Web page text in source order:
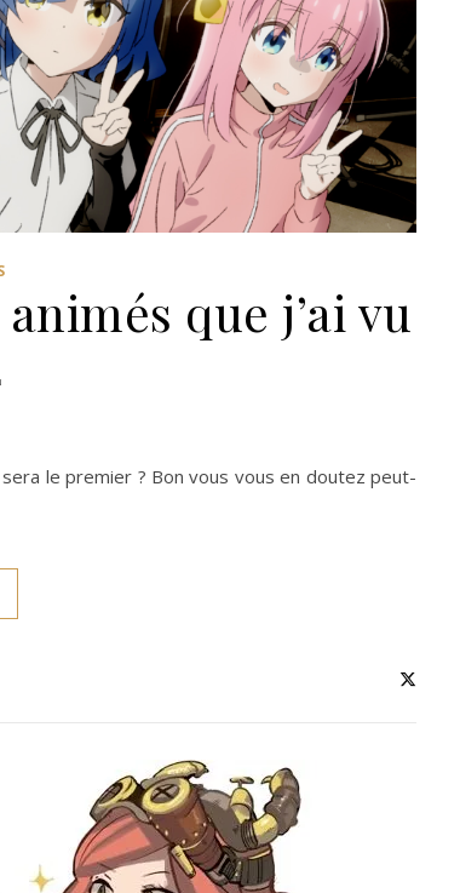
que j’ai vu
le premier ? Bon vous vous en doutez peut-